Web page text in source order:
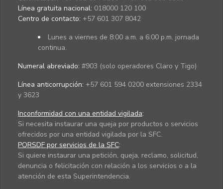
Línea gratuita nacional: 018000 120 100
Centro de contacto: +57 601 307 8042
Lunes a viernes de 8:00 a.m. a 6:00 p.m. jornada
continua.
Numeral abreviado: #903 (solo operadores Claro y Tigo)
Línea anticorrupción: +57 601 594 0200 extensiones 2334
y 3623
Inconformidad con una entidad vigilada:
Si necesita instaurar una queja por productos o servicios
ofrecidos por una entidad vigilada por la SFC.
PQRSDF por servicios de la SFC:
Si quiere instaurar una petición, queja, reclamo, solicitud,
denuncia o felicitación con relación a los servicios o a la
atención de esta Superintendencia.